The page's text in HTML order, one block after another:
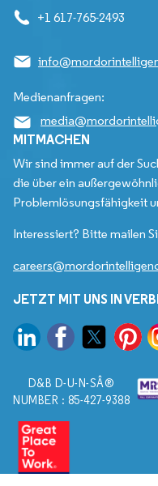
+1 617-765-2493
Medienanfragen:
MITMACHEN
Wir sind immer auf der
die über ein
Problemlösungsfähigkeit
Interessiert? Bitte mailen
JETZT MIT UNS IN
D&B D-U-N-SÂ®
NUMBER : 85-427-9388